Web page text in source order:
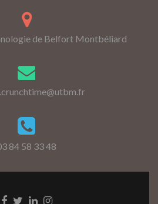
de Belfort Montbéliard
84 58 33 48
Go Go Go Go